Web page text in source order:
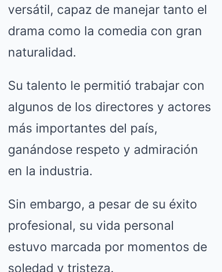
versátil, capaz de manejar tanto el
drama como la comedia con gran
naturalidad.
Su talento le permitió trabajar con
algunos de los directores y actores
más importantes del país,
ganándose respeto y admiración
en la industria.
Sin embargo, a pesar de su éxito
profesional, su vida personal
estuvo marcada por momentos de
soledad y tristeza.